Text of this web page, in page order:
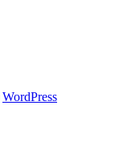
WordPress